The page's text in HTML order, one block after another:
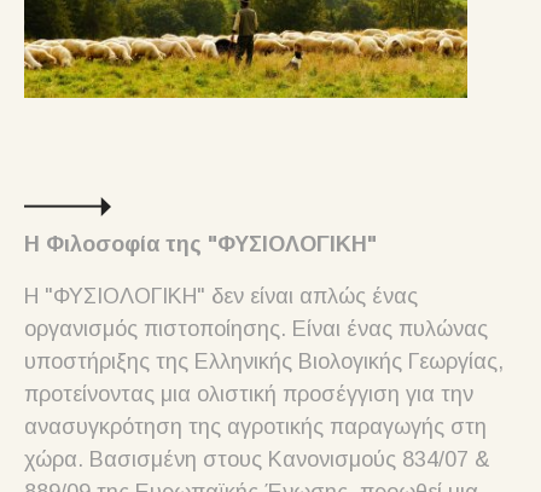
Η Φιλοσοφία της "ΦΥΣΙΟΛΟΓΙΚΗ"
Η "ΦΥΣΙΟΛΟΓΙΚΗ" δεν είναι απλώς ένας
οργανισμός πιστοποίησης. Είναι ένας πυλώνας
υποστήριξης της Ελληνικής Βιολογικής Γεωργίας,
προτείνοντας μια ολιστική προσέγγιση για την
ανασυγκρότηση της αγροτικής παραγωγής στη
χώρα. Βασισμένη στους Κανονισμούς 834/07 &